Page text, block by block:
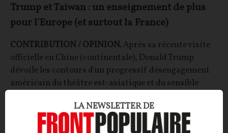
Trump et Taiwan : un enseignement de plus
pour l'Europe (et surtout la France)
CONTRIBUTION / OPINION.Après sa récente visite
officielle en Chine (continentale), Donald Trump
dévoile les contours d'un progressif désengagement
américain du théâtre est-asiatique et du sensible
leçon pour ceux qui, chez nous, croient encore que
l'Amérique défendrait ses marches européennes…
LA NEWSLETTER DE